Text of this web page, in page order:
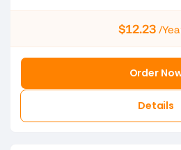
$12.23 /
Order
Details